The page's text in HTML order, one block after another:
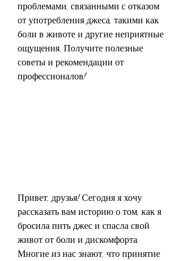
проблемами, связанными с отказом
от употребления джеса, такими как
боли в животе и другие неприятные
ощущения. Получите полезные
советы и рекомендации от
профессионалов!
Привет, друзья! Сегодня я хочу
рассказать вам историю о том, как я
бросила пить джес и спасла свой
живот от боли и дискомфорта.
Многие из нас знают, что принятие